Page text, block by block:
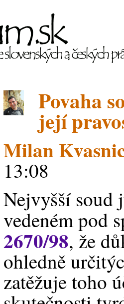
Povaha
její
Milan
13:08
Nejvyšší soud
vedeném pod
2670/98, že
ohledně
zatěžuje toho